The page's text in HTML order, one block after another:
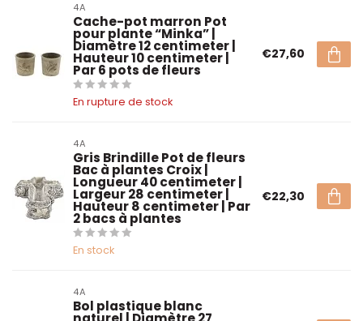
4A
Cache-pot marron Pot
pour plante “Minka” |
Diamètre 12 centimeter |
Hauteur 10 centimeter |
Par 6 pots de fleurs
En rupture de stock
€27,60
4A
Gris Brindille Pot de fleurs
Bac à plantes Croix |
Longueur 40 centimeter |
Largeur 28 centimeter |
Hauteur 8 centimeter | Par
2 bacs à plantes
En stock
€22,30
4A
Bol plastique blanc